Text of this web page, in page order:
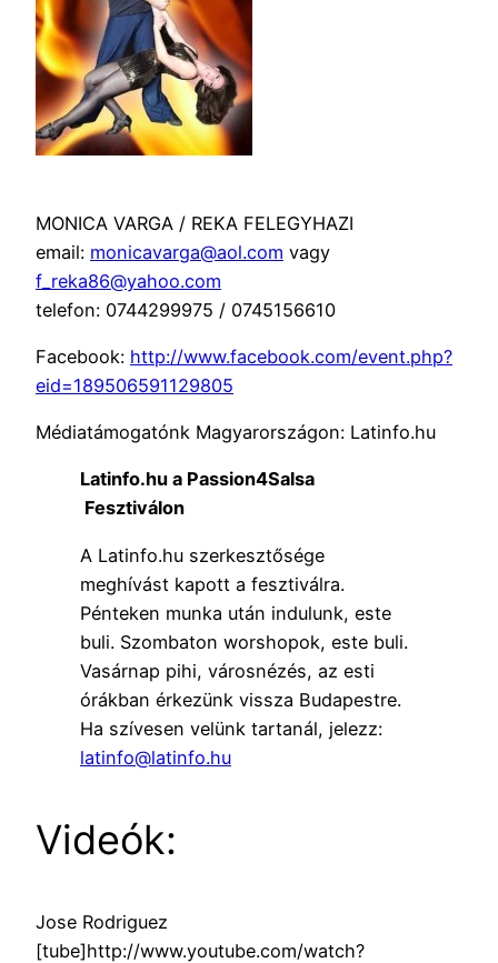
MONICA VARGA / REKA FELEGYHAZI
email: monicavarga@aol.com vagy
f_reka86@yahoo.com
telefon: 0744299975 / 0745156610
Facebook: http://www.facebook.com/event.php?
eid=189506591129805
Médiatámogatónk Magyarországon: Latinfo.hu
Latinfo.hu a Passion4Salsa
Fesztiválon
A Latinfo.hu szerkesztősége
meghívást kapott a fesztiválra.
Pénteken munka után indulunk, este
buli. Szombaton worshopok, este buli.
Vasárnap pihi, városnézés, az esti
órákban érkezünk vissza Budapestre.
Ha szívesen velünk tartanál, jelezz:
latinfo@latinfo.hu
Videók:
Jose Rodriguez
[tube]http://www.youtube.com/watch?